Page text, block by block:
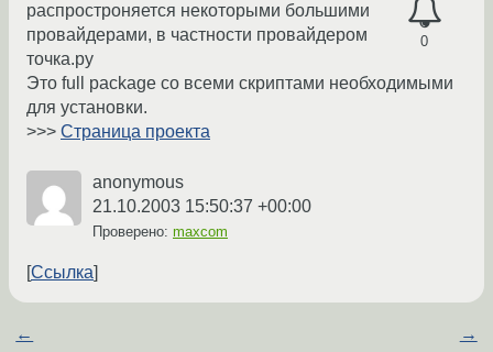
0
распростроняется некоторыми большими
провайдерами, в частности провайдером
точка.ру
Это full package со всеми скриптами необходимыми
для установки.
>>> Страница проекта
anonymous
21.10.2003 15:50:37 +00:00
Проверено: maxcom
Ссылка
← →